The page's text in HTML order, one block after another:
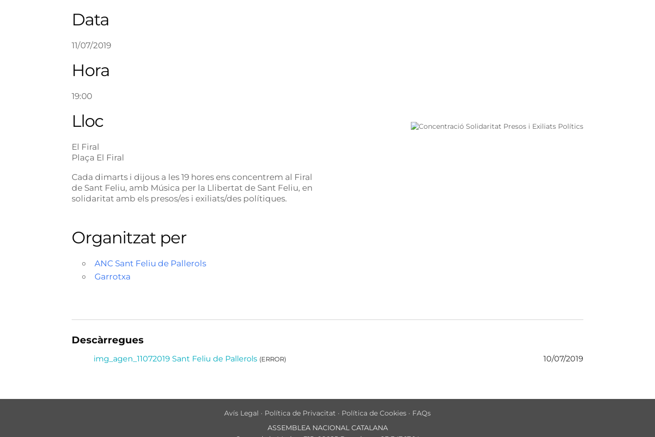
Data
11/07/2019
Hora
19:00
Lloc
El Firal
Plaça El Firal
Cada dimarts i dijous a les 19 hores ens concentrem al Firal
de Sant Feliu, amb Música per la Llibertat de Sant Feliu, en
solidaritat amb els presos/es i exiliats/des polítiques.
Organitzat per
ANC Sant Feliu de Pallerols
Garrotxa
Descàrregues
img_agen_11072019 Sant Feliu de Pallerols (ERROR) 10/07/2019
Avís Legal · Política de Privacitat · Política de Cookies · FAQs
ASSEMBLEA NACIONAL CATALANA